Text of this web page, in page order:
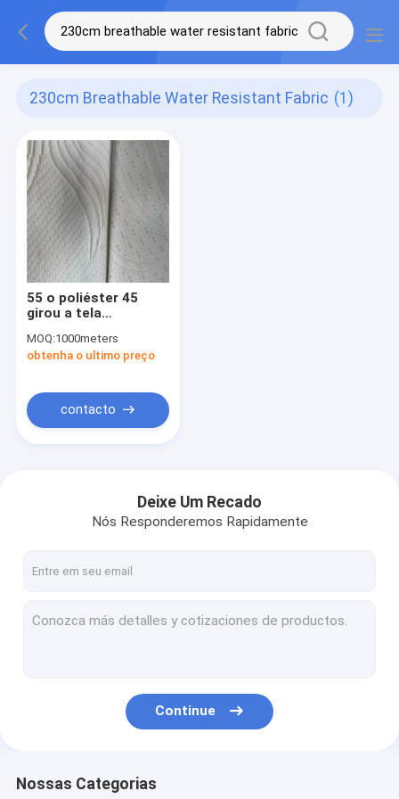
230cm Breathable Water Resistant Fabric (1)
55 o poliéster 45
girou a tela
poli do à prova de
água da tela
230CM do crepe de
algodão
MOQ:1000meters
obtenha o ultimo preço
contacto
Deixe Um Recado
Nós Responderemos Rapidamente
Continue
Nossas Categorias